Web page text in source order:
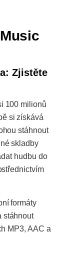
Zjistěte
100 milionů
si získává
stáhnout
skladby
hudbu do
formáty
stáhnout
MP3, AAC a